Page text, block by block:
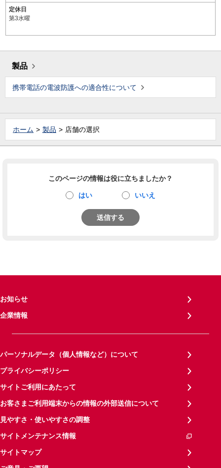
定休日
第3水曜
製品
携帯電話の電波防護への適合性について
ホーム 製品 店舗の選択
このページの情報は役に立ちましたか？
はい いいえ
送信する
お知らせ
企業情報
パーソナルデータ（個人情報など）について
プライバシーポリシー
サイトご利用にあたって
お客さまご利用端末からの情報の外部送信について
見やすさ・使いやすさの調整
サイトメンテナンス情報
サイトマップ